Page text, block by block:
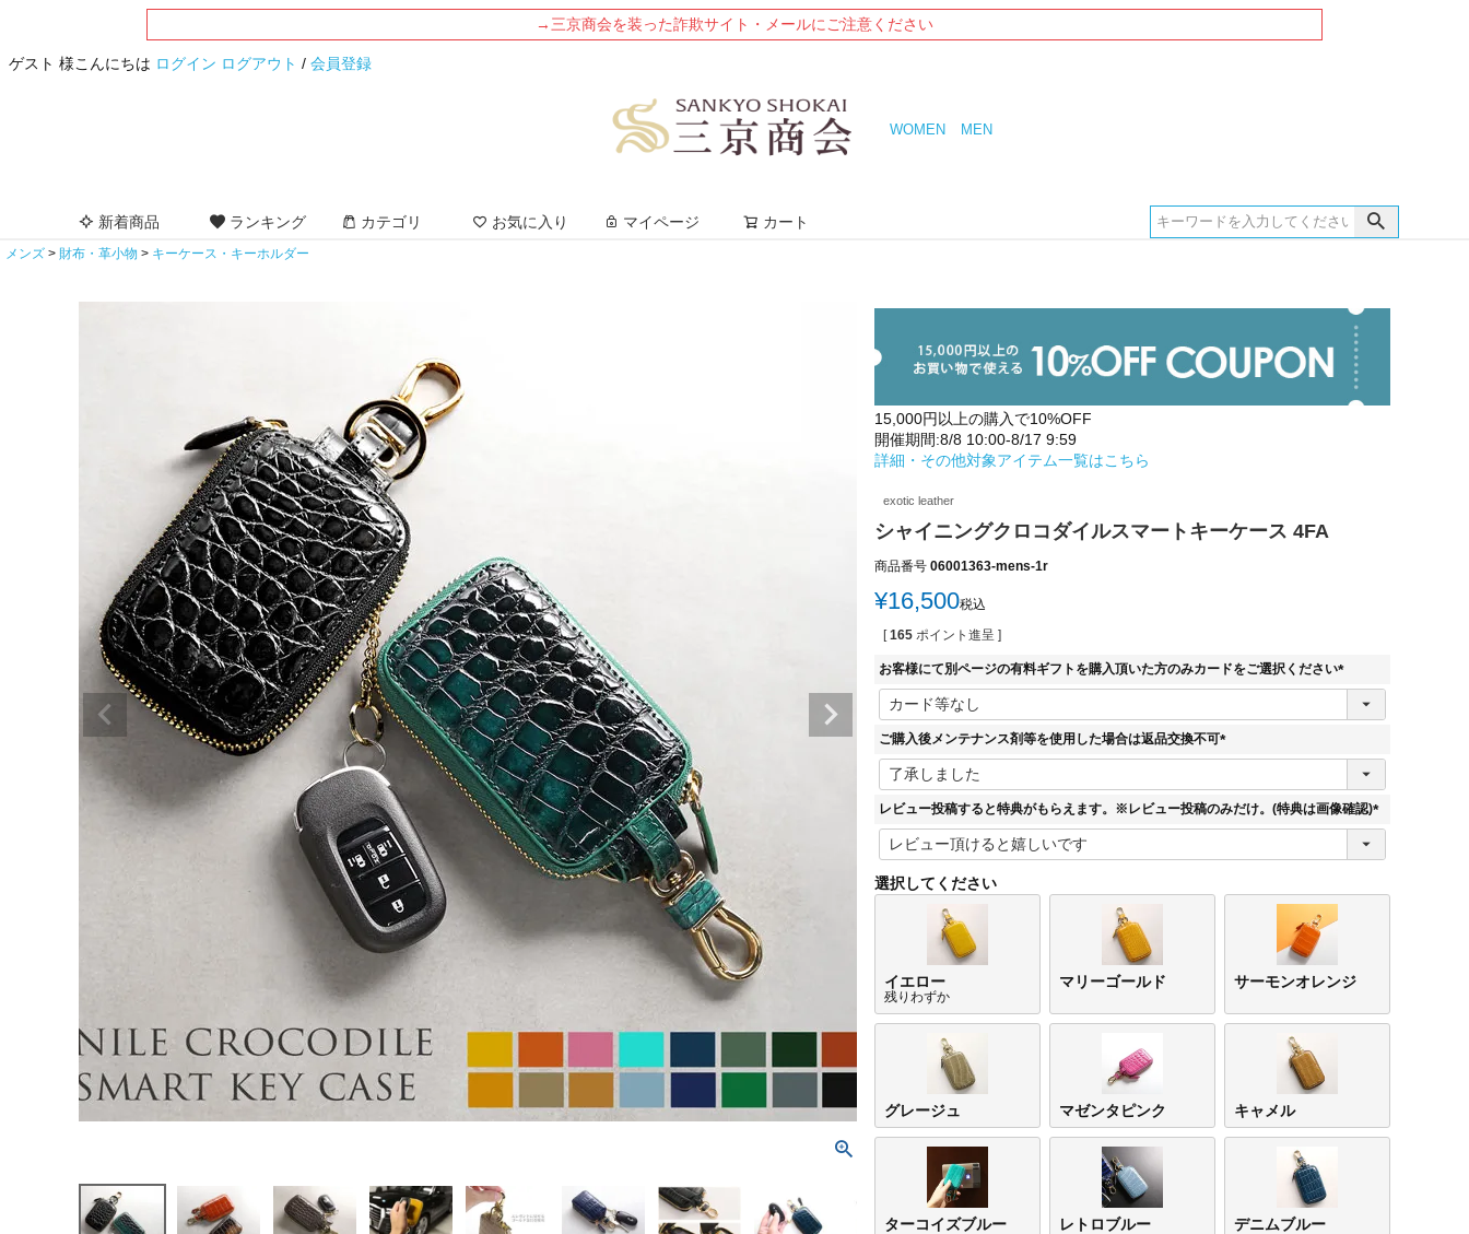
→三京商会を装った詐欺サイト・メールにご注意ください
ゲスト 様こんにちは ログイン ログアウト / 会員登録
WOMEN MEN
新着商品 ランキング カテゴリ お気に入り マイページ カート
メンズ 財布・革小物 キーケース・キーホルダー
15,000円以上の購入で10%OFF
開催期間:8/8 10:00-8/17 9:59
詳細・その他対象アイテム一覧はこちら
exotic leather
シャイニングクロコダイルスマートキーケース 4FA
商品番号 06001363-mens-1r
¥16,500税込
[ 165 ポイント進呈 ]
お客様にて別ページの有料ギフトを購入頂いた方のみカードをご選択ください
(
ご購入後メンテナンス剤等を使用した場合は返品交換不可
(
須
レビュー投稿すると特典がもらえます。※レビュー投稿のみだけ。(特典は画像確認)
(
)
選択してください
イエロー
残りわずか
マリーゴールド サーモンオレンジ
グレージュ マゼンタピンク キャメル
ターコイズブルー レトロブルー デニムブルー